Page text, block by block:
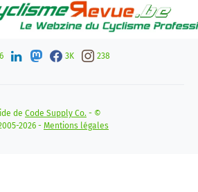
3K 238
de Code Supply Co. - ©
2026 - Mentions légales